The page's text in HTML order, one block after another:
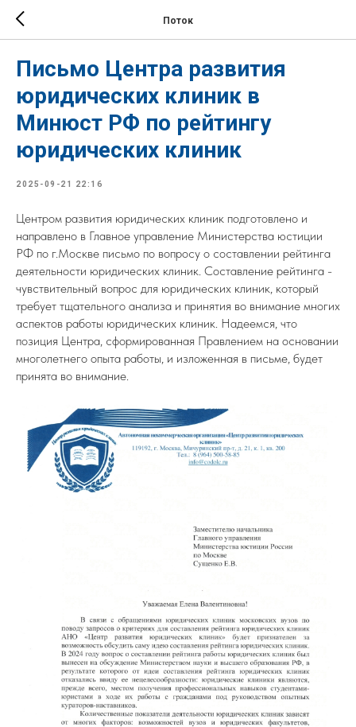
Поток
Письмо Центра развития
юридических клиник в
Минюст РФ по рейтингу
юридических клиник
2025-09-21 22:16
Центром развития юридических клиник подготовлено и
направлено в Главное управление Министерства юстиции
РФ по г.Москве письмо по вопросу о составлении рейтинга
деятельности юридических клиник. Составление рейтинга -
чувствительный вопрос для юридических клиник, который
требует тщательного анализа и принятия во внимание многих
аспектов работы юридических клиник. Надеемся, что
позиция Центра, сформированная Правлением на основании
многолетнего опыта работы, и изложенная в письме, будет
принята во внимание.